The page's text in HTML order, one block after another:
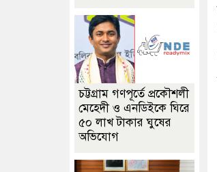
চট্টগ্রাম গণপূর্তে প্রকৌশলী
মেহেদী ও এনডিইকে ঘিরে
৫০ লাখ টাকার ঘুষের
অভিযোগ